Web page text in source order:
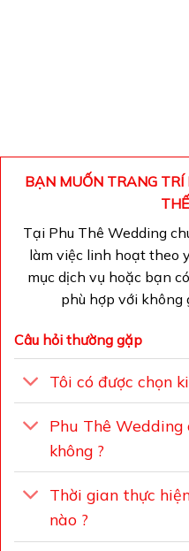
BẠN MUỐN TRANG TRÍ
Tại Phu Thê Wedding
làm việc linh hoạt theo
mục dịch vụ hoặc bạn
phù hợp với không
Câu hỏi thường gặp
Tôi có được chọn
Phu Thê Wedding
không ?
Thời gian thực
nào ?